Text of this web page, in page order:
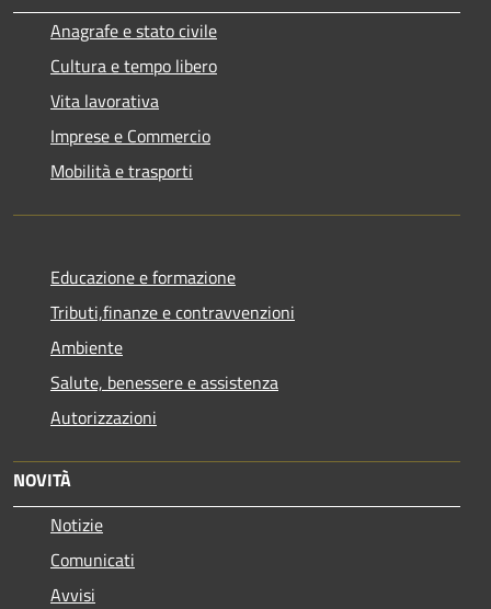
Anagrafe e stato civile
Cultura e tempo libero
Vita lavorativa
Imprese e Commercio
Mobilità e trasporti
Educazione e formazione
Tributi,finanze e contravvenzioni
Ambiente
Salute, benessere e assistenza
Autorizzazioni
NOVITÀ
Notizie
Comunicati
Avvisi